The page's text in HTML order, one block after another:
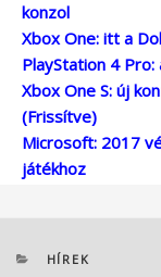
konzol
Xbox One: itt a
PlayStation 4 Pro:
Xbox One S: új
(Frissítve)
Microsoft: 2017
játékhoz
KATEGÓRIÁK
HÍREK